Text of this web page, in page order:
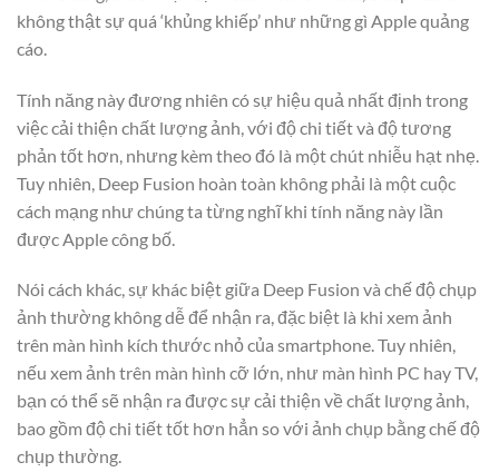
không thật sự quá ‘khủng khiếp’ như những gì Apple quảng
cáo.
Tính năng này đương nhiên có sự hiệu quả nhất định trong
việc cải thiện chất lượng ảnh, với độ chi tiết và độ tương
phản tốt hơn, nhưng kèm theo đó là một chút nhiễu hạt nhẹ.
Tuy nhiên, Deep Fusion hoàn toàn không phải là một cuộc
cách mạng như chúng ta từng nghĩ khi tính năng này lần
được Apple công bố.
Nói cách khác, sự khác biệt giữa Deep Fusion và chế độ chụp
ảnh thường không dễ để nhận ra, đặc biệt là khi xem ảnh
trên màn hình kích thước nhỏ của smartphone. Tuy nhiên,
nếu xem ảnh trên màn hình cỡ lớn, như màn hình PC hay TV,
bạn có thể sẽ nhận ra được sự cải thiện về chất lượng ảnh,
bao gồm độ chi tiết tốt hơn hẳn so với ảnh chụp bằng chế độ
chụp thường.